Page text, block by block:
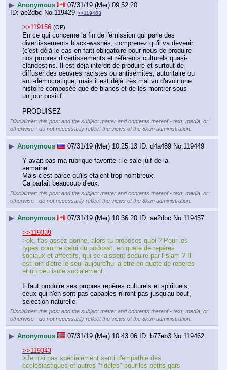
▶ Anonymous
07/31/19 (Mer) 09:52:20
ae2dbc No. 119429 >>119463
>>119156 (OP)
En ce qui concerne la fin de l'émission qui parle des
divertissements black-washés, comprenez qu'il va devenir
(c'est déjà le cas en fait) obligatoire pour nous de produire
nos propres divertissements et référents culturels quasi-
clandestins. Il est déjà interdit de produire et surtout de
diffuser des oeuvres racistes ou antisémites, autoritaire ou
anti-démocratique, mais il est déjà très mal vu d'avoir une
histoire composée que de blancs et de les montrer sous
un jour positif.
PRODUISEZ
Disclaimer: this post and the subject matter and contents thereof - text, media, or
otherwise - do not necessarily reflect the views of the 8kun administration.
▶ Anonymous 07/31/19 (Mer) 10:25:13 d4a489 No.119449
Y avait pas ma rubrique favorite : le sale juif de la
semaine.
Mais c'est parce qu'ils étaient trop nombreux.
Ca parlait beaucoup d'eux.
Disclaimer: this post and the subject matter and contents thereof - text, media, or
otherwise - do not necessarily reflect the views of the 8kun administration.
▶ Anonymous 07/31/19 (Mer) 10:36:20 ae2dbc No.119457
>>119339
>ok, t'as assez donne, alors tu proposes quoi ? Pour les
types comme celui du podcast, en quete de reperes
sociaux et affectifs, qui se laissent seduire par l'islam ? Il
est loin d'etre le seul aujourd'hui a etre en quete de reperes
et un peu isole socialement.
Il faut produire ses propres repères culturels et spirituels,
ceux qui n'en sont pas capables n'iront pas jusqu'au bout,
selection naturelle
Disclaimer: this post and the subject matter and contents thereof - text, media, or
otherwise - do not necessarily reflect the views of the 8kun administration.
▶ Anonymous 07/31/19 (Mer) 10:43:06 b77eb3 No.119462
>>119343
>Je n'ai pas spécialement senti d'empathie des
écclésiastiques et autres "fidèles" pour les petits gars